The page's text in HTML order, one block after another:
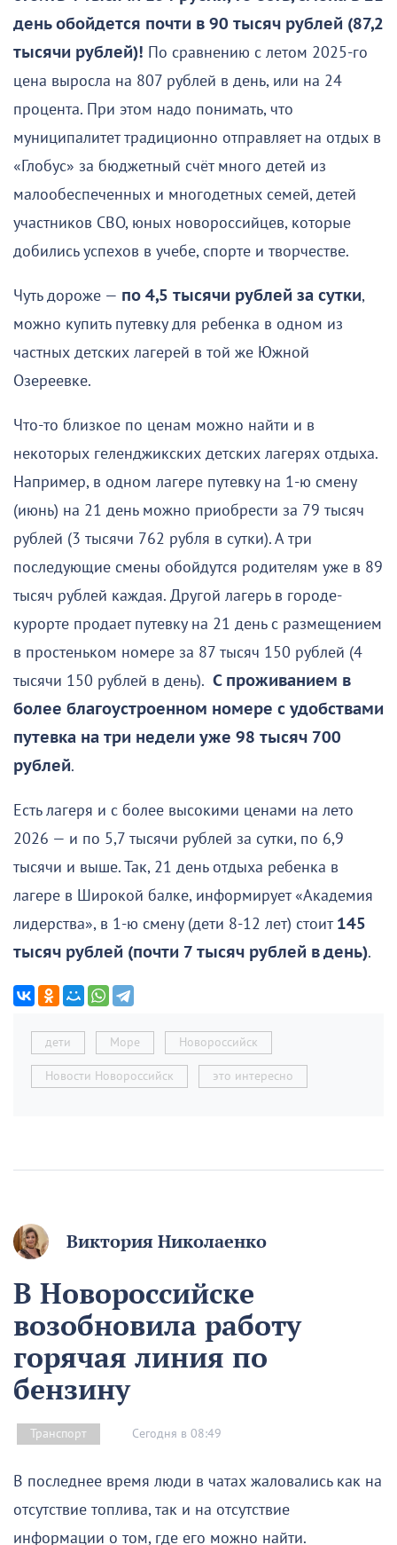
день обойдется почти в 90 тысяч рублей (87,2
тысячи рублей)! По сравнению с летом 2025-го
цена выросла на 807 рублей в день, или на 24
процента. При этом надо понимать, что
муниципалитет традиционно отправляет на отдых в
«Глобус» за бюджетный счёт много детей из
малообеспеченных и многодетных семей, детей
участников СВО, юных новороссийцев, которые
добились успехов в учебе, спорте и творчестве.
Чуть дороже — по 4,5 тысячи рублей за сутки,
можно купить путевку для ребенка в одном из
частных детских лагерей в той же Южной
Озереевке.
Что-то близкое по ценам можно найти и в
некоторых геленджикских детских лагерях отдыха.
Например, в одном лагере путевку на 1-ю смену
(июнь) на 21 день можно приобрести за 79 тысяч
рублей (3 тысячи 762 рубля в сутки). А три
последующие смены обойдутся родителям уже в 89
тысяч рублей каждая. Другой лагерь в городе-
курорте продает путевку на 21 день с размещением
в простеньком номере за 87 тысяч 150 рублей (4
тысячи 150 рублей в день). С проживанием в
более благоустроенном номере с удобствами
путевка на три недели уже 98 тысяч 700
рублей.
Есть лагеря и с более высокими ценами на лето
2026 — и по 5,7 тысячи рублей за сутки, по 6,9
тысячи и выше. Так, 21 день отдыха ребенка в
лагере в Широкой балке, информирует «Академия
лидерства», в 1-ю смену (дети 8-12 лет) стоит145
тысяч рублей (почти 7 тысяч рублей в день).
дети Море Новороссийск
Новости Новороссийск это интересно
Виктория Николаенко
В Новороссийске
возобновила работу
горячая линия по
бензину
Транспорт Сегодня в 08:49
В последнее время люди в чатах жаловались как на
отсутствие топлива, так и на отсутствие
информации о том, где его можно найти.